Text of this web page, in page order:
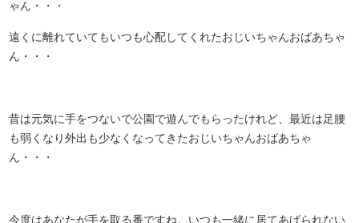
ゃん・・・
遠くに離れていてもいつも心配してくれたおじいちゃんおばあちゃ
ん・・・
昔は元気に手をつないで公園で遊んでもらったけれど、最近は足腰
も弱くなり外出も少なくなってきたおじいちゃんおばあちゃ
ん・・・
今度はあなたが手を取る番ですね。いつも一緒に居てあげられない